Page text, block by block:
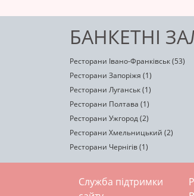
БАНКЕТНІ
Ресторани Івано-Франківськ (53)
Ресторани Запоріжя (1)
Ресторани Луганськ (1)
Ресторани Полтава (1)
Ресторани Ужгород (2)
Ресторани Хмельницький (2)
Ресторани Чернігів (1)
Служба підтримки